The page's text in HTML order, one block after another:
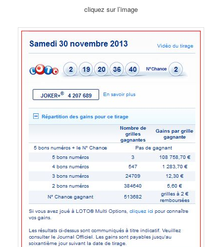
cliquez sur l’image